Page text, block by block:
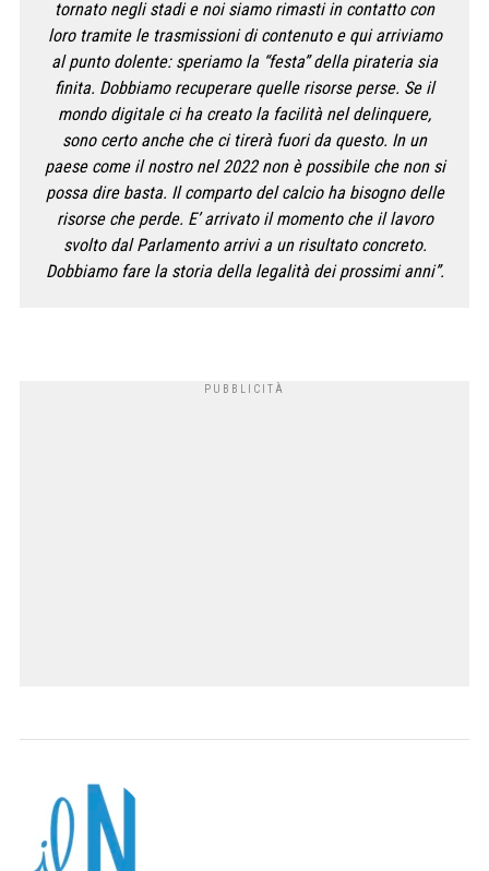
tornato negli stadi e noi siamo rimasti in contatto con
loro tramite le trasmissioni di contenuto e qui arriviamo
al punto dolente: speriamo la “festa” della pirateria sia
finita. Dobbiamo recuperare quelle risorse perse. Se il
mondo digitale ci ha creato la facilità nel delinquere,
sono certo anche che ci tirerà fuori da questo. In un
paese come il nostro nel 2022 non è possibile che non si
possa dire basta. Il comparto del calcio ha bisogno delle
risorse che perde. E’ arrivato il momento che il lavoro
svolto dal Parlamento arrivi a un risultato concreto.
Dobbiamo fare la storia della legalità dei prossimi anni”.